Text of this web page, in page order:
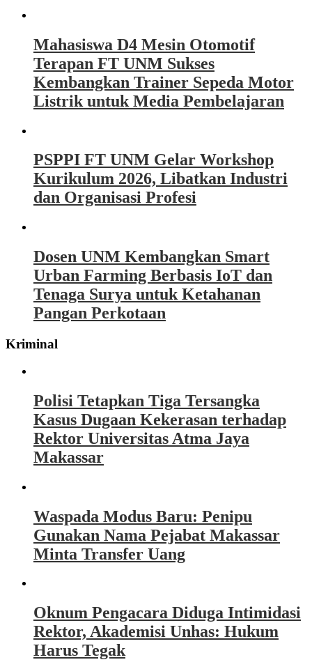
Mahasiswa D4 Mesin Otomotif
Terapan FT UNM Sukses
Kembangkan Trainer Sepeda Motor
Listrik untuk Media Pembelajaran
PSPPI FT UNM Gelar Workshop
Kurikulum 2026, Libatkan Industri
dan Organisasi Profesi
Dosen UNM Kembangkan Smart
Urban Farming Berbasis IoT dan
Tenaga Surya untuk Ketahanan
Pangan Perkotaan
Kriminal
Polisi Tetapkan Tiga Tersangka
Kasus Dugaan Kekerasan terhadap
Rektor Universitas Atma Jaya
Makassar
Waspada Modus Baru: Penipu
Gunakan Nama Pejabat Makassar
Minta Transfer Uang
Oknum Pengacara Diduga Intimidasi
Rektor, Akademisi Unhas: Hukum
Harus Tegak